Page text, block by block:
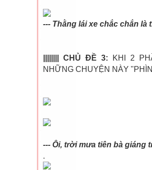
--- Thằng lái xe chắc chắn là
CHỦ ĐỀ 3: KHI 2
NHỮNG CHUYỆN NÀY
--- Ôi, trời mưa tiên bà giáng
.